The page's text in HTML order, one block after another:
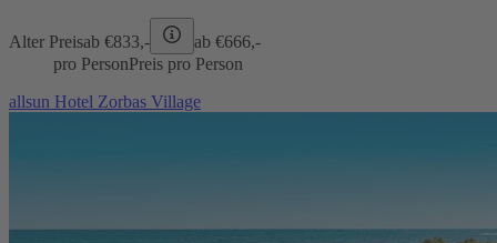
Alter Preisab €833,- ab €666,-
pro PersonPreis pro Person
allsun Hotel Zorbas Village